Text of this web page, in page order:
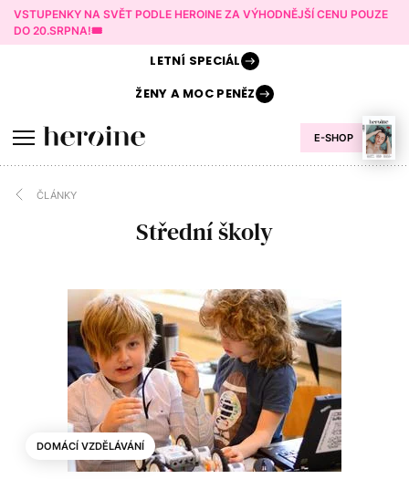
VSTUPENKY NA SVĚT PODLE HEROINE ZA VÝHODNĚJŠÍ CENU POUZE
DO 20.SRPNA!🎟️
E-SHOP
LETNÍ SPECIÁL
ŽENY AMOC PENĚZ
ČLÁNKY
Střední školy
DOMÁCÍ VZDĚLÁVÁNÍ